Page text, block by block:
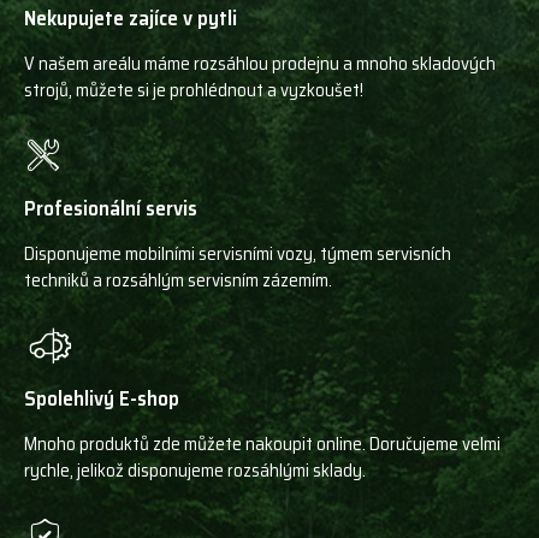
Nekupujete zajíce v pytli
V našem areálu máme rozsáhlou prodejnu a mnoho skladových
strojů, můžete si je prohlédnout a vyzkoušet!
Profesionální servis
Disponujeme mobilními servisními vozy, týmem servisních
techniků a rozsáhlým servisním zázemím.
Spolehlivý E-shop
Mnoho produktů zde můžete nakoupit online. Doručujeme velmi
rychle, jelikož disponujeme rozsáhlými sklady.